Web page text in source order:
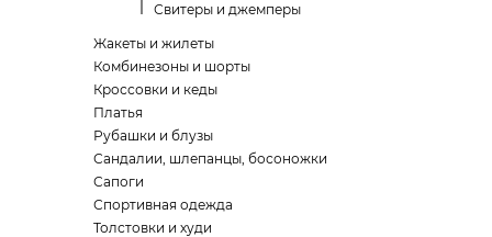
Свитеры и джемперы
Жакеты и жилеты
Комбинезоны и шорты
Кроссовки и кеды
Платья
Рубашки и блузы
Сандалии, шлепанцы, босоножки
Сапоги
Спортивная одежда
Толстовки и худи